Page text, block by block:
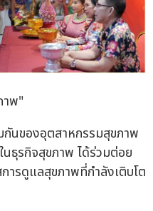
าพ"
กันของอุตสาหกรรมสุขภาพ
นธุรกิจสุขภาพ ได้ร่วมต่อย
ารดูแลสุขภาพที่กำลังเติบโต